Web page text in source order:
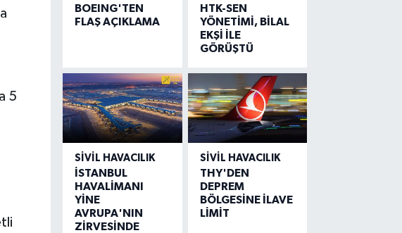
5
BOEING'TEN
FLAŞ AÇIKLAMA
HTK-SEN
YÖNETİMİ, BİLAL
EKŞİ İLE
GÖRÜŞTÜ
SIVIL HAVACILIK
İSTANBUL
HAVALİMANI
YİNE
AVRUPA'NIN
ZİRVESİNDE
SIVIL HAVACILIK
THY'DEN
DEPREM
BÖLGESİNE İLAVE
LİMİT